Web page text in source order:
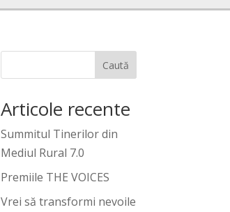
Caută
Articole recente
Summitul Tinerilor din
Mediul Rural 7.0
Premiile THE VOICES
Vrei să transformi nevoile